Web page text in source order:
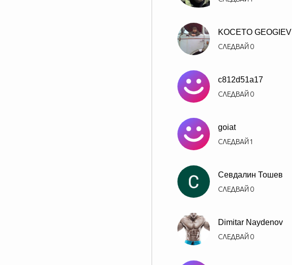
KOCETO GEOGIEV
СЛЕДВАЙ 0
c812d51a17
СЛЕДВАЙ 0
goiat
СЛЕДВАЙ1
Севдалин Тошев
СЛЕДВАЙ 0
Dimitar Naydenov
СЛЕДВАЙ 0